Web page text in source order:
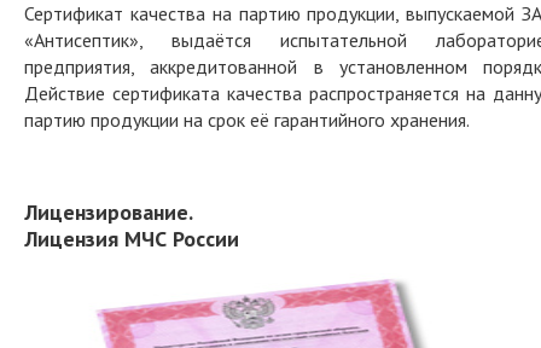
Сертификат качества на партию продукции, выпускаемой
«Антисептик», выдаётся испытательной
предприятия, аккредитованной в установленном
Действие сертификата качества распространяется на
партию продукции на срок её гарантийного хранения.
Лицензирование.
Лицензия МЧС России